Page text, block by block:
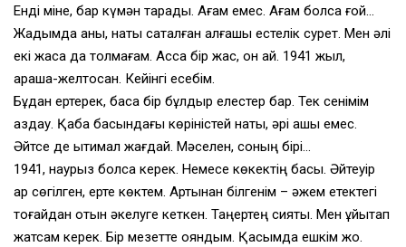
Енді міне, бар күмән тарқады. Ағам емес. Ағам болса ғой…
Жадымда анық, нақты сақталған алғашқы естелік сурет. Мен әлі
екі жасқа да толмағам. Асса бір жас, он ай. 1941 жыл,
қараша-желтоқсан. Кейінгі есебім.
Бұдан ертерек, басқа бір бұлдыр елестер бар. Тек сенімім
аздау. Қабақ басындағы көріністей нақты, әрі ашық емес.
Әйтсе де ықтимал жағдай. Мәселен, соның бірі…
1941, наурыз болса керек. Немесе көкектің басы. Әйтеуір
қар сөгілген, ерте көктем. Артынан білгенім – әжем етектегі
тоғайдан отын әкелуге кеткен. Таңертең сияқты. Мен ұйықтап
жатсам керек. Бір мезетте ояндым. Қасымда ешкім жоқ.